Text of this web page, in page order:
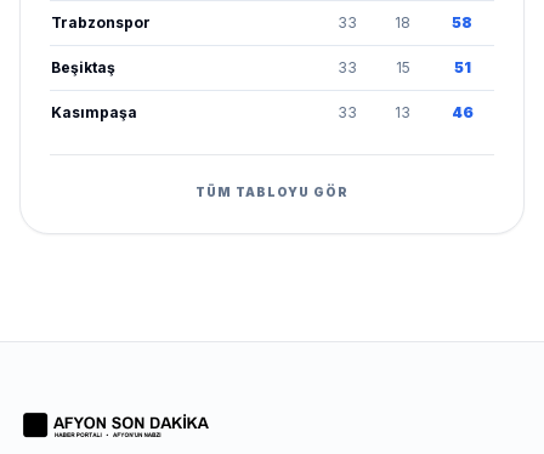
Trabzonspor 33 18 58
Beşiktaş 33 15 51
Kasımpaşa 33 13 46
TÜM TABLOYU GÖR